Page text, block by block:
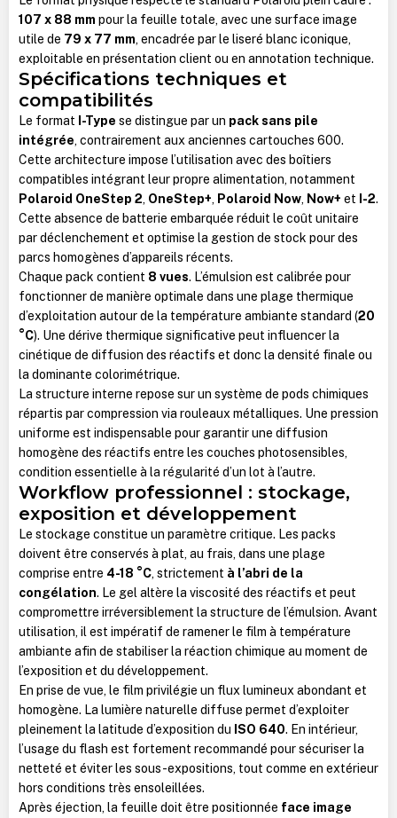
107 x 88 mm pour la feuille totale, avec une surface image
utile de 79 x 77 mm, encadrée par le liseré blanc iconique,
exploitable en présentation client ou en annotation technique.
Spécifications techniques et
compatibilités
Le format I-Type se distingue par un pack sans pile
intégrée, contrairement aux anciennes cartouches 600.
Cette architecture impose l’utilisation avec des boîtiers
compatibles intégrant leur propre alimentation, notamment
Polaroid OneStep 2, OneStep+, Polaroid Now, Now+ et I-2.
Cette absence de batterie embarquée réduit le coût unitaire
par déclenchement et optimise la gestion de stock pour des
parcs homogènes d’appareils récents.
Chaque pack contient 8 vues. L’émulsion est calibrée pour
fonctionner de manière optimale dans une plage thermique
d’exploitation autour de la température ambiante standard (20
°C). Une dérive thermique significative peut influencer la
cinétique de diffusion des réactifs et donc la densité finale ou
la dominante colorimétrique.
La structure interne repose sur un système de pods chimiques
répartis par compression via rouleaux métalliques. Une pression
uniforme est indispensable pour garantir une diffusion
homogène des réactifs entre les couches photosensibles,
condition essentielle à la régularité d’un lot à l’autre.
Workflow professionnel : stockage,
exposition et développement
Le stockage constitue un paramètre critique. Les packs
doivent être conservés à plat, au frais, dans une plage
comprise entre 4-18 °C, strictement à l’abri de la
congélation. Le gel altère la viscosité des réactifs et peut
compromettre irréversiblement la structure de l’émulsion. Avant
utilisation, il est impératif de ramener le film à température
ambiante afin de stabiliser la réaction chimique au moment de
l’exposition et du développement.
En prise de vue, le film privilégie un flux lumineux abondant et
homogène. La lumière naturelle diffuse permet d’exploiter
pleinement la latitude d’exposition du ISO 640. En intérieur,
l’usage du flash est fortement recommandé pour sécuriser la
netteté et éviter les sous-expositions, tout comme en extérieur
hors conditions très ensoleillées.
Après éjection, la feuille doit être positionnée face image